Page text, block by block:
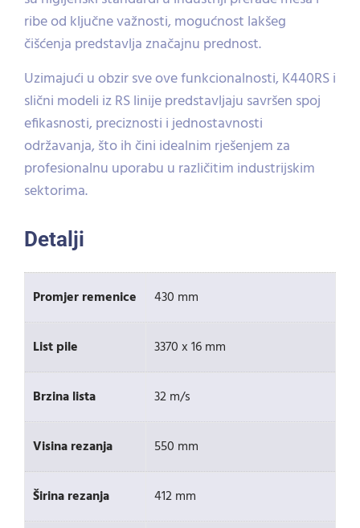
ribe od ključne važnosti, mogućnost lakšeg
čišćenja predstavlja značajnu prednost.
Uzimajući u obzir sve ove funkcionalnosti, K440RS i
slični modeli iz RS linije predstavljaju savršen spoj
efikasnosti, preciznosti i jednostavnosti
održavanja, što ih čini idealnim rješenjem za
profesionalnu uporabu u različitim industrijskim
sektorima.
Detalji
Promjer remenice 430 mm
List pile 3370 x 16 mm
Brzina lista 32 m/s
Visina rezanja 550 mm
Širina rezanja 412 mm